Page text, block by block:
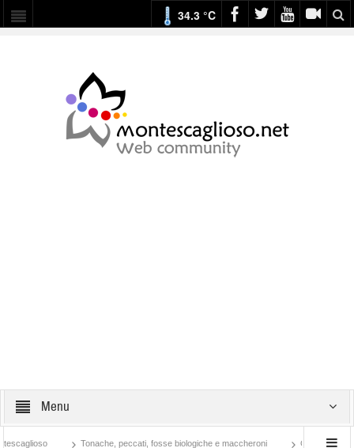
34.3 °C
Menu
Tonache, peccati, fosse biologiche e maccheroni Cosa si potrebbe fare